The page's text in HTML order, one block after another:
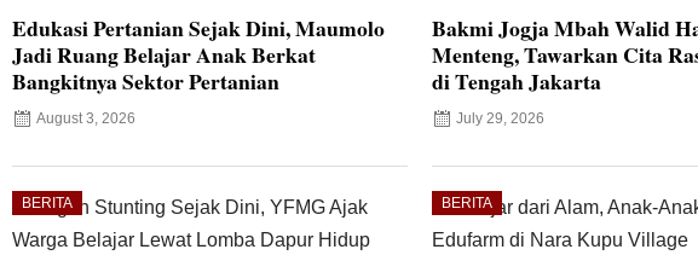
Edukasi Pertanian Sejak Dini, Maumolo
Jadi Ruang Belajar Anak Berkat
Bangkitnya Sektor Pertanian
August 3, 2026
Bakmi Jogja Mbah Walid
Menteng, Tawarkan Cita
di Tengah Jakarta
July 29, 2026
BERITA BERITA